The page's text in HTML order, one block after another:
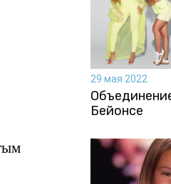
29 мая 2022
Бейонсе